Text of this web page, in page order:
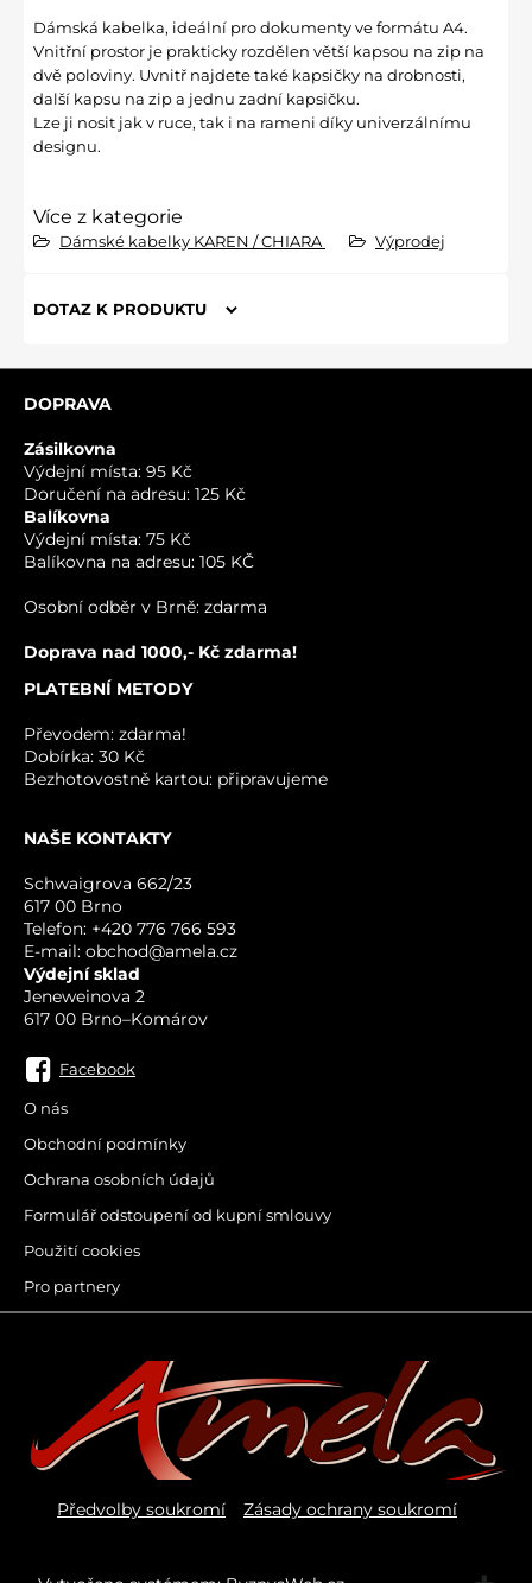
Dámská kabelka, ideální pro dokumenty ve formátu A4.
Vnitřní prostor je prakticky rozdělen větší kapsou na zip na
dvě poloviny. Uvnitř najdete také kapsičky na drobnosti,
další kapsu na zip a jednu zadní kapsičku.
Lze ji nosit jak v ruce, tak i na rameni díky univerzálnímu
designu.
Více z kategorie
Dámské kabelky KAREN / CHIARA Výprodej
DOTAZ K PRODUKTU
VÁŠ E-MAIL
DOPRAVA
Zásilkovna
Výdejní místa: 95 Kč
Doručení na adresu: 125 Kč
Balíkovna
Výdejní místa: 75 Kč
Balíkovna na adresu: 105 KČ
Osobní odběr v Brně: zdarma
Doprava nad 1000,- Kč zdarma!
PLATEBNÍ METODY
Převodem: zdarma!
Dobírka: 30 Kč
Bezhotovostně kartou: připravujeme
NAŠE KONTAKTY
Schwaigrova 662/23
617 00 Brno
Telefon: +420 776 766 593
E-mail: obchod@amela.cz
Výdejní sklad
Jeneweinova 2
617 00 Brno–Komárov
Facebook
O nás
Obchodní podmínky
Ochrana osobních údajů
Formulář odstoupení od kupní smlouvy
Použití cookies
Pro partnery
Předvolby soukromí Zásady ochrany soukromí